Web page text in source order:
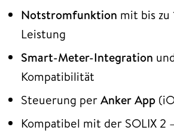
Notstromfunktion mit bis zu
Leistung
Smart-Meter-Integration
Kompatibilität
Steuerung perAnker App
Kompatibel mit der SOLIX 2